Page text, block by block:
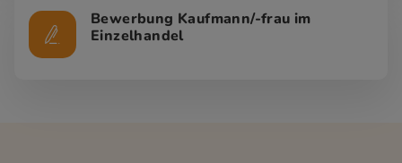
Bewerbung Kaufmann/-frau im
Einzelhandel